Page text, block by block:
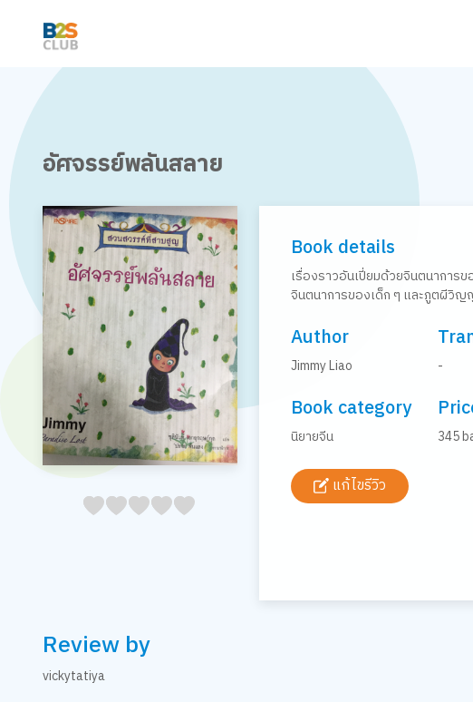
อัศจรรย์พลันสลาย
45
4
35
3
25
2
15
1
05
Book details
เรื่องราวอันเปี่ยมด้วยจินตนากา
จินตนาการของเด็ก ๆ และภูตผีวิ
Author
Jimmy Liao -
Book category
นิยายจีน 345
แก้ไขรีวิว
Review by
vickytatiya